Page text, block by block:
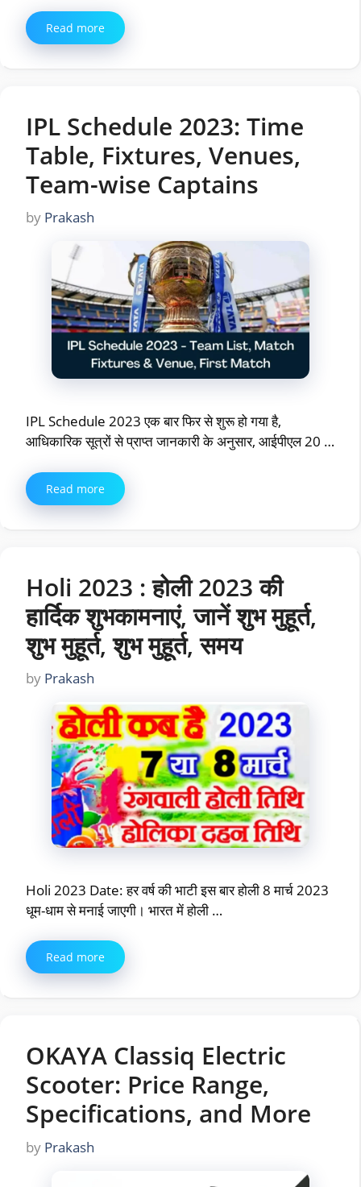
Read more
IPL Schedule 2023: Time
Table, Fixtures, Venues,
Team-wise Captains
by Prakash
IPL Schedule 2023 एक बार फिर से शुरू हो गया है,
आधिकारिक सूत्रों से प्राप्त जानकारी के अनुसार, आईपीएल 20 …
Read more
Holi 2023 : होली 2023 की
हार्दिक शुभकामनाएं, जानें शुभ मुहूर्त,
शुभ मुहूर्त, शुभ मुहूर्त, समय
by Prakash
Holi 2023 Date: हर वर्ष की भाटी इस बार होली 8 मार्च 2023
धूम-धाम से मनाई जाएगी। भारत में होली …
Read more
OKAYA Classiq Electric
Scooter: Price Range,
Specifications, and More
by Prakash